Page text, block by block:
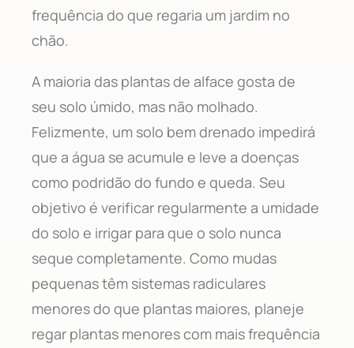
frequência do que regaria um jardim no
chão.
A maioria das plantas de alface gosta de
seu solo úmido, mas não molhado.
Felizmente, um solo bem drenado impedirá
que a água se acumule e leve a doenças
como podridão do fundo e queda. Seu
objetivo é verificar regularmente a umidade
do solo e irrigar para que o solo nunca
seque completamente. Como mudas
pequenas têm sistemas radiculares
menores do que plantas maiores, planeje
regar plantas menores com mais frequência